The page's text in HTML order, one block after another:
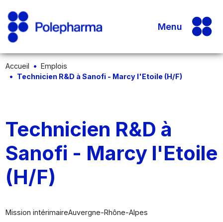
Menu
Accueil
Emplois
Technicien R&D à Sanofi - Marcy l'Etoile (H/F)
Technicien R&D à
Sanofi - Marcy l'Etoile
(H/F)
Mission intérimaireAuvergne-Rhône-Alpes